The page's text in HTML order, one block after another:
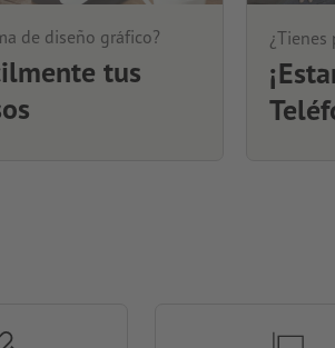
de diseño gráfico?
tus
¿Tienes